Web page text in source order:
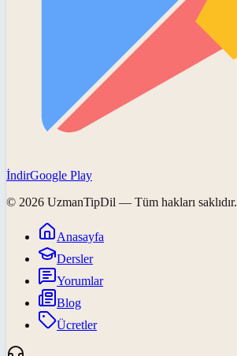
İndirGoogle Play
© 2026 UzmanTipDil — Tüm hakları saklıdır.
Anasayfa
Dersler
Yorumlar
Blog
Ücretler